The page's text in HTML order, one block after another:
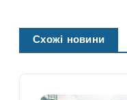
Схожі новини